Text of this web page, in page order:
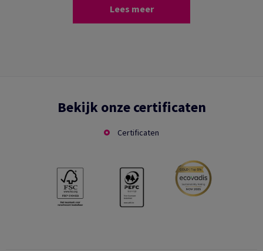
Lees meer
Bekijk onze certificaten
Certificaten